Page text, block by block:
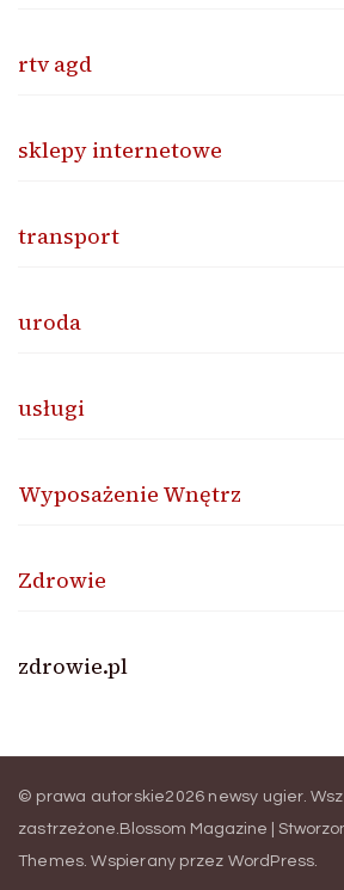
rtv agd
sklepy internetowe
transport
uroda
usługi
Wyposażenie Wnętrz
Zdrowie
zdrowie.pl
© prawa autorskie2026 newsy ugier.
zastrzeżone.Blossom Magazine |
Themes. Wspierany przez WordPress.